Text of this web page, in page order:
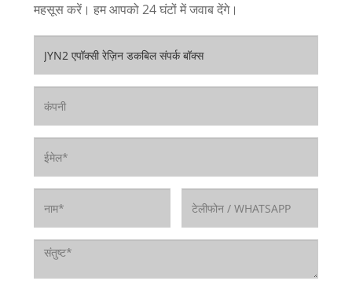
महसूस करें। हम आपको 24 घंटों में जवाब देंगे।